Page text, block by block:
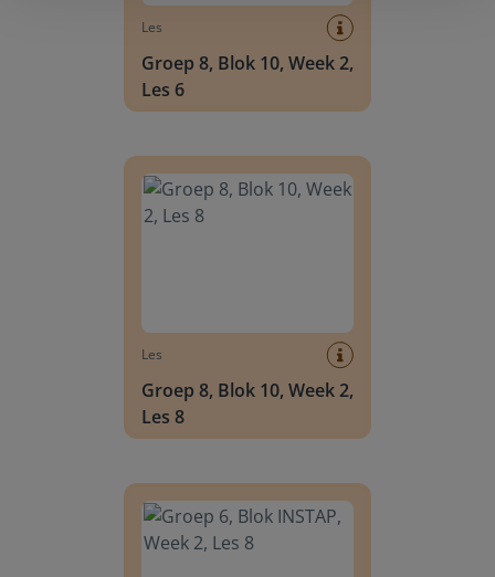
Les
Groep 8, Blok 10, Week 2,
Les 6
Les
Groep 8, Blok 10, Week 2,
Les 8